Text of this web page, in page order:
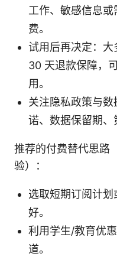
工作、敏感信息
费。
试用后再决定：
30 天退款保障，
用。
关注隐私政策与数
诺、数据保留期、
推荐的付费替代思路
验）：
选取短期订阅计
好。
利用学生/教育优
道。